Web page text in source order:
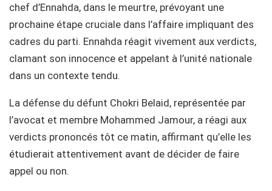
chef d’Ennahda, dans le meurtre, prévoyant une
prochaine étape cruciale dans l’affaire impliquant des
cadres du parti. Ennahda réagit vivement aux verdicts,
clamant son innocence et appelant à l’unité nationale
dans un contexte tendu.
La défense du défunt Chokri Belaid, représentée par
l’avocat et membre Mohammed Jamour, a réagi aux
verdicts prononcés tôt ce matin, affirmant qu’elle les
étudierait attentivement avant de décider de faire
appel ou non.